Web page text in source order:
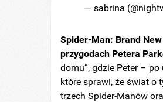
— sabrina
Spider-Man: Brand
przygodach Petera
domu”, gdzie Peter –
które sprawi, że świat o
trzech Spider-Manów